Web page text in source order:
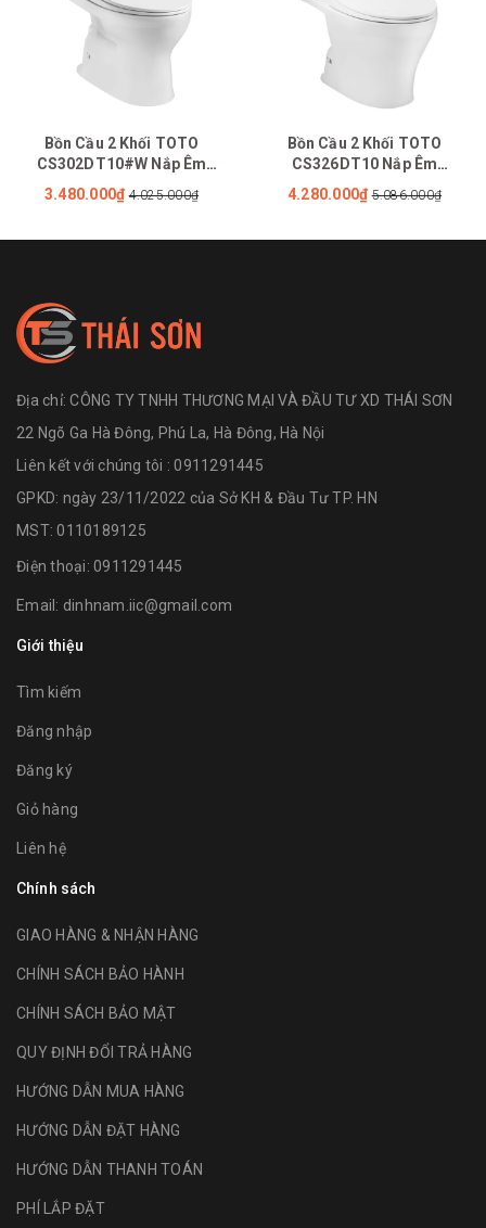
Bồn Cầu 2 Khối TOTO
CS302DT10#W Nắp Êm
TC395VS
3.480.000₫ 4.025.000₫
Bồn Cầu 2 Khối TOTO
CS326DT10 Nắp Êm
TC395VS
4.280.000₫ 5.086.000₫
Địa chỉ:CÔNG TY TNHH THƯƠNG MẠI VÀ ĐẦU TƯ XD THÁI SƠN
22 Ngõ Ga Hà Đông, Phú La, Hà Đông, Hà Nội
Liên kết với chúng tôi : 0911291445
GPKD: ngày 23/11/2022 của Sở KH & Đầu Tư TP. HN
MST: 0110189125
Điện thoại: 0911291445
Email: dinhnam.iic@gmail.com
Giới thiệu
Tìm kiếm
Đăng nhập
Đăng ký
Giỏ hàng
Liên hệ
Chính sách
GIAO HÀNG & NHẬN HÀNG
CHÍNH SÁCH BẢO HÀNH
CHÍNH SÁCH BẢO MẬT
QUY ĐỊNH ĐỔI TRẢ HÀNG
HƯỚNG DẪN MUA HÀNG
HƯỚNG DẪN ĐẶT HÀNG
HƯỚNG DẪN THANH TOÁN
PHÍ LẮP ĐẶT